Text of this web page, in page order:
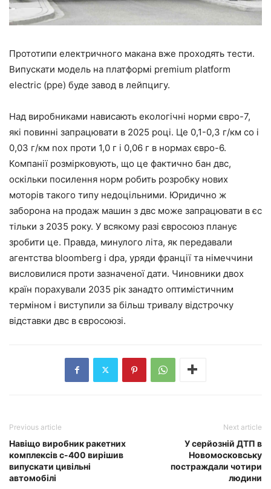
Прототипи електричного макана вже проходять тести.
Випускати модель на платформі premium platform
electric (ppe) буде завод в лейпцигу.
Над виробниками нависають екологічні норми євро-7,
які повинні запрацювати в 2025 році. Це 0,1-0,3 г/км co і
0,03 г/км nox проти 1,0 г і 0,06 г в нормах євро-6.
Компанії розмірковують, що це фактично бан двс,
оскільки посилення норм робить розробку нових
моторів такого типу недоцільними. Юридично ж
заборона на продаж машин з двс може запрацювати в єс
тільки з 2035 року. У всякому разі євросоюз планує
зробити це. Правда, минулого літа, як передавали
агентства bloomberg і dpa, уряди франції та німеччини
висловилися проти зазначеної дати. Чиновники двох
країн порахували 2035 рік занадто оптимістичним
терміном і виступили за більш тривалу відстрочку
відставки двс в євросоюзі.
Previous article
Навіщо виробник ракетних
комплексів с-400 вирішив
випускати цивільні
автомобілі
Next article
У серйозній ДТП в
Новомосковську
постраждали чотири
людини